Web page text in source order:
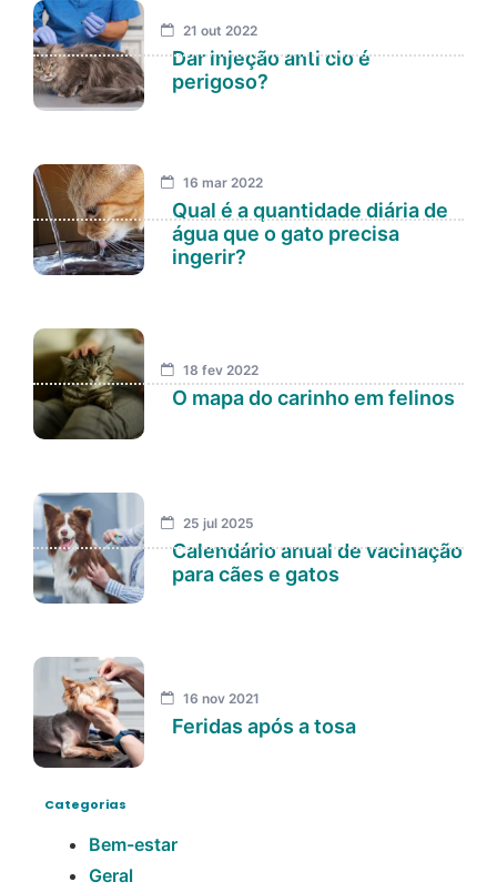
21 out 2022
Dar injeção anti cio é
perigoso?
16 mar 2022
Qual é a quantidade diária de
água que o gato precisa
ingerir?
18 fev 2022
O mapa do carinho em felinos
25 jul 2025
Calendário anual de vacinação
para cães e gatos
16 nov 2021
Feridas após a tosa
Categorias
Bem-estar
Geral